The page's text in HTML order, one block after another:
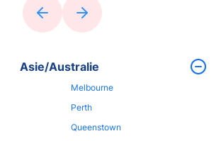
Asie/Australie
Melbourne
Perth
Queenstown